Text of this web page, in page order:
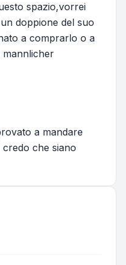
spazio,vorrei
doppione del suo
a comprarlo o a
a mandare
che siano